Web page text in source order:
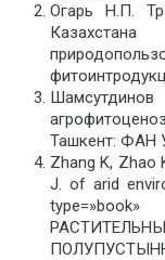
Огарь Н.П.
Ташкент: ФАН
Zhang K, Zhao
J. of arid